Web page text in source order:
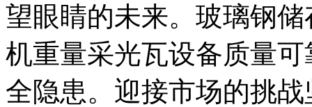
望眼睛的未来。玻璃钢
机重量采光瓦设备质量
全隐患。迎接市场的挑